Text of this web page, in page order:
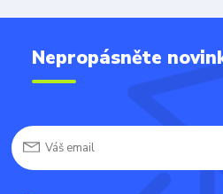
Nepropásněte